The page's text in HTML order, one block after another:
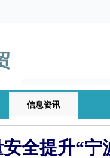
信息资讯
全提升“宁